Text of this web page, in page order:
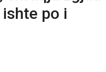
po i